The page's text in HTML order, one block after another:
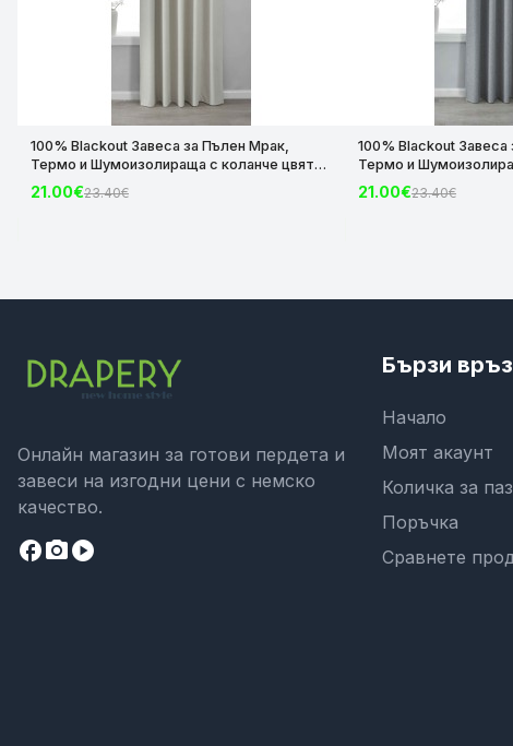
100% Blackout Завеса за Пълен Мрак,
Термо и Шумоизолираща с коланче цвят
Крем, 175х140 и 245х140 за Релса и Корниз
код-2023600-004
21.00€23.40€
100% Blackout
Термо и
Сив, 175х140 и
код-2023600-006
21.00€23.40€
Онлайн магазин за готови пердета и
завеси на изгодни цени с немско
качество.
facebookcamera_altplay_circle
Бързи
Начало
Моят акаунт
Количка за
Поръчка
Сравнете